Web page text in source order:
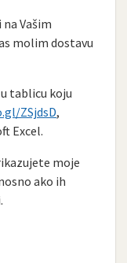
Vašim
molim dostavu
tablicu koju
ZSjdsD,
Excel.
moje
ako ih